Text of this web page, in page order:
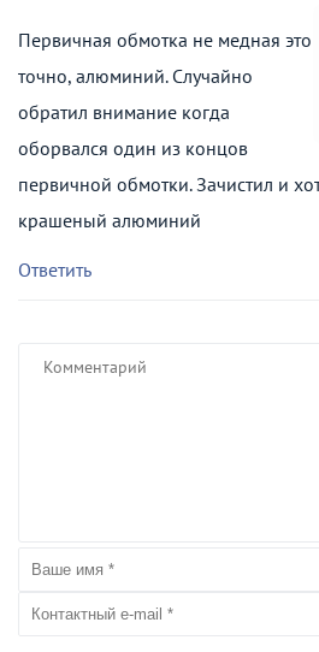
Первичная обмотка не медная это
точно, алюминий. Случайно
обратил внимание когда
оборвался один из концов
первичной обмотки. Зачистил и
крашеный алюминий
Ответить